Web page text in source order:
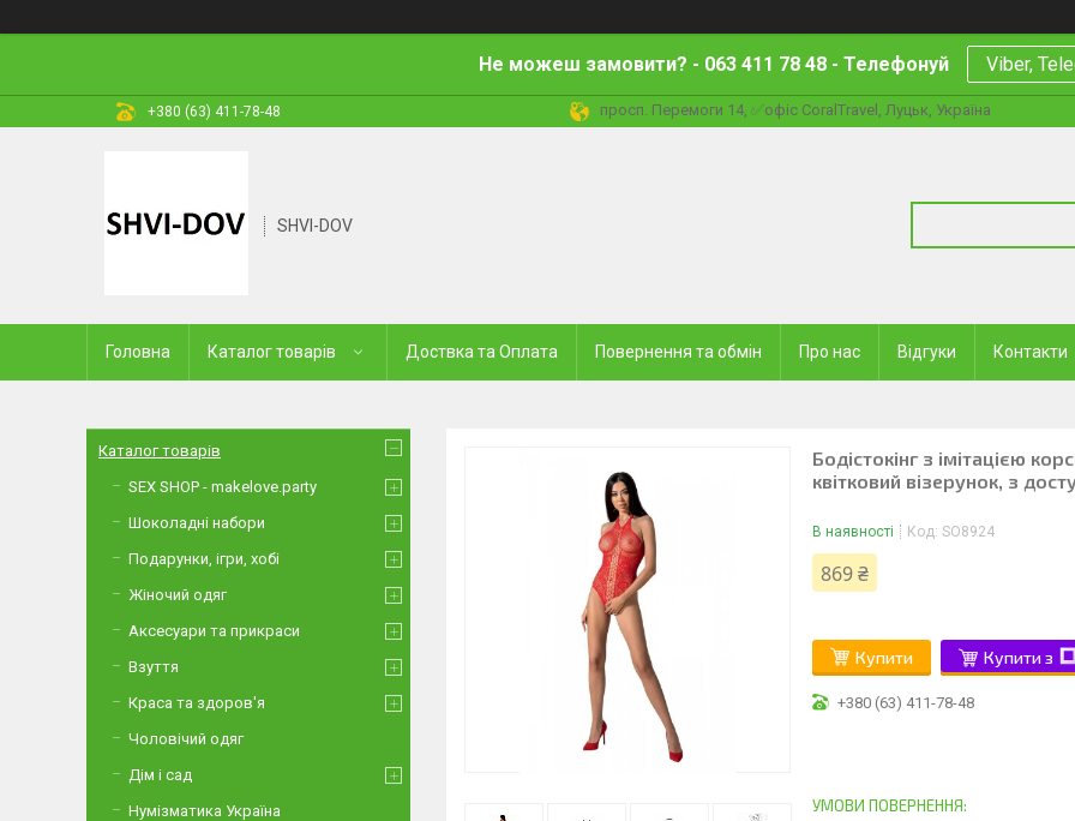
Не можеш замовити? - 063 411 78 48 - Телефонуй Viber,
+380 (63) 411-78-48 просп. Перемоги 14, ✅офіс CoralTravel, Луцьк, Україна
SHVI-DOV
Головна Каталог товарів Доствка та Оплата Повернення та обмін Про нас Відгуки Контакти
Бодістокінг з імітацією
квітковий візерунок, з
В наявності Код: SO8924
869 ₴
Купити Купити з
+380 (63) 411-78-48
Каталог товарів
SEX SHOP - makelove.party
Шоколадні набори
Подарунки, ігри, хобі
Жіночий одяг
Аксесуари та прикраси
Взуття
Краса та здоров'я
Чоловічий одяг
Дім і сад
Нумізматика Україна